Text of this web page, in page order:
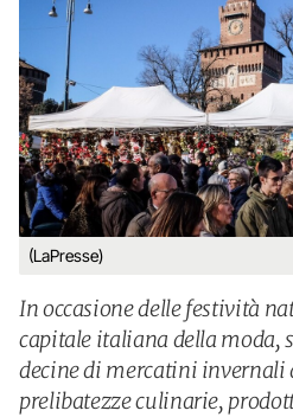
(LaPresse)
In occasione delle festività
capitale italiana della moda,
decine di mercatini invernali
prelibatezze culinarie,